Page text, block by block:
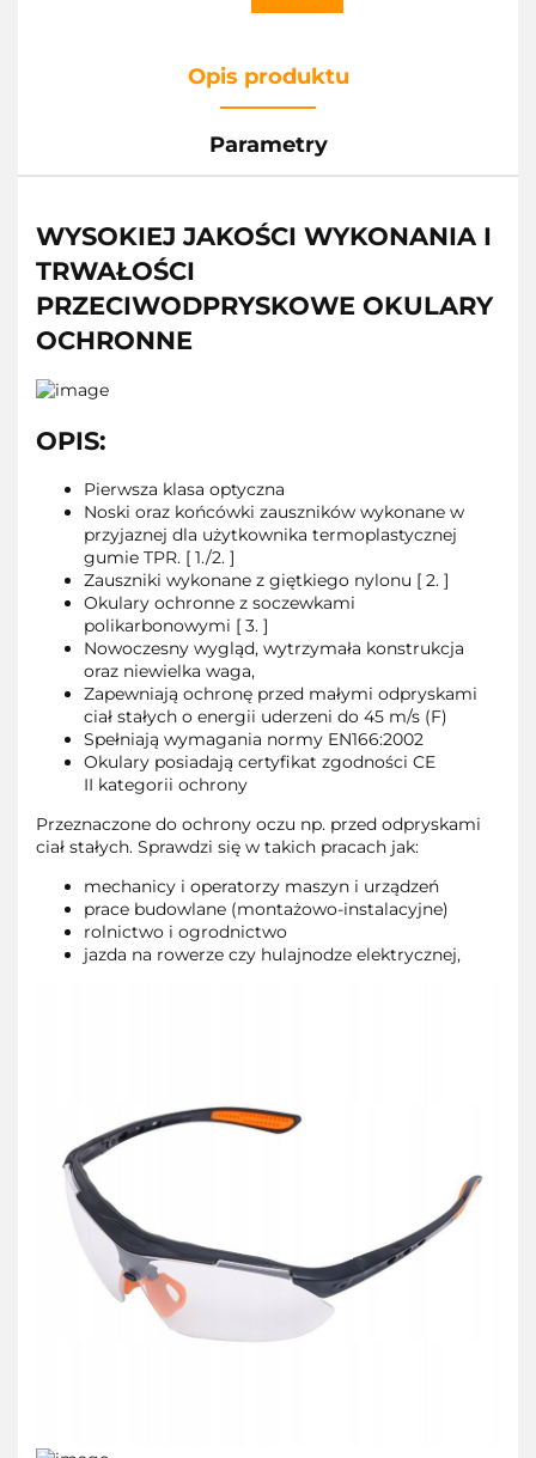
Opis produktu
Parametry
WYSOKIEJ JAKOŚCI WYKONANIA I
TRWAŁOŚCI
PRZECIWODPRYSKOWE OKULARY
OCHRONNE
OPIS:
Pierwsza klasa optyczna
Noski oraz końcówki zauszników wykonane w
przyjaznej dla użytkownika termoplastycznej
gumie TPR. [ 1./2. ]
Zauszniki wykonane z giętkiego nylonu [ 2. ]
Okulary ochronne z soczewkami
polikarbonowymi [ 3. ]
Nowoczesny wygląd, wytrzymała konstrukcja
oraz niewielka waga,
Zapewniają ochronę przed małymi odpryskami
ciał stałych o energii uderzeni do 45 m/s (F)
Spełniają wymagania normy EN166:2002
Okulary posiadają certyfikat zgodności CE
II kategorii ochrony
Przeznaczone do ochrony oczu np. przed odpryskami
ciał stałych. Sprawdzi się w takich pracach jak:
mechanicy i operatorzy maszyn i urządzeń
prace budowlane (montażowo-instalacyjne)
rolnictwo i ogrodnictwo
jazda na rowerze czy hulajnodze elektrycznej,